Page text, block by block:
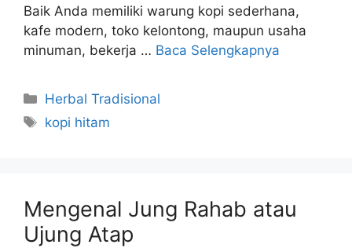
Baik Anda memiliki warung kopi sederhana,
kafe modern, toko kelontong, maupun usaha
minuman, bekerja … Baca Selengkapnya
Kategori
Herbal Tradisional
Tag
kopi hitam
Mengenal Jung Rahab atau
Ujung Atap